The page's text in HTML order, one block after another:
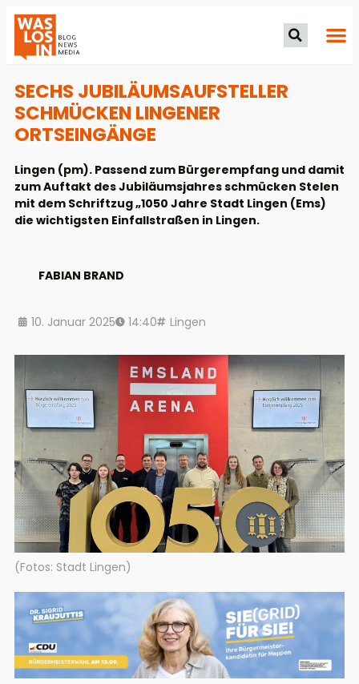
SECHS JUBILÄUMSAUFSTELLER
SCHMÜCKEN LINGENER
ORTSEINGÄNGE
Lingen (pm). Passend zum Bürgerempfang und damit
zum Auftakt des Jubiläumsjahres schmücken Stelen
mit dem Schriftzug „1050 Jahre Stadt Lingen (Ems)
die wichtigsten Einfallstraßen in Lingen.
FABIAN BRAND
10. Januar 2025 14:40 Lingen
(Fotos: Stadt Lingen)